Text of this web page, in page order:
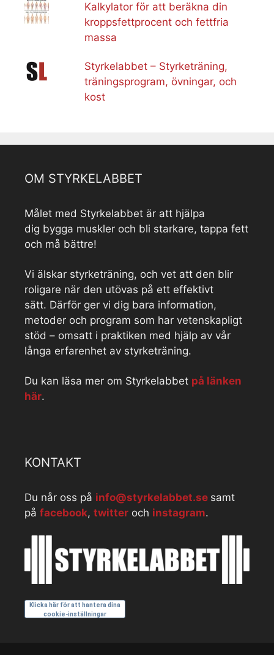
Kalkylator för att beräkna din
kroppsfettprocent och fettfria
massa
Styrkelabbet – Styrketräning,
träningsprogram, övningar, och
kost
OM STYRKELABBET
Målet med Styrkelabbet är att hjälpa
dig bygga muskler och bli starkare, tappa fett
och må bättre!
Vi älskar styrketräning, och vet att den blir
roligare när den utövas på ett effektivt
sätt. Därför ger vi dig bara information,
metoder och program som har vetenskapligt
stöd – omsatt i praktiken med hjälp av vår
långa erfarenhet av styrketräning.
Du kan läsa mer om Styrkelabbet på länken
här.
KONTAKT
Du når oss på info@styrkelabbet.se samt
på facebook, twitter och instagram.
Klicka här för att hantera dina
cookie-inställningar